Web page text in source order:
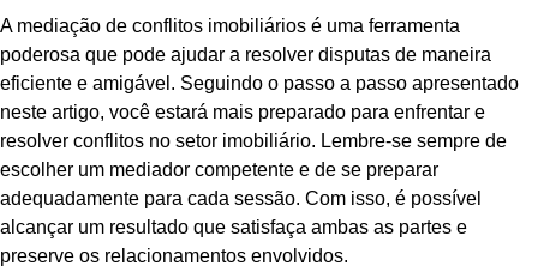
A mediação de conflitos imobiliários é uma ferramenta
poderosa que pode ajudar a resolver disputas de maneira
eficiente e amigável. Seguindo o passo a passo apresentado
neste artigo, você estará mais preparado para enfrentar e
resolver conflitos no setor imobiliário. Lembre-se sempre de
escolher um mediador competente e de se preparar
adequadamente para cada sessão. Com isso, é possível
alcançar um resultado que satisfaça ambas as partes e
preserve os relacionamentos envolvidos.